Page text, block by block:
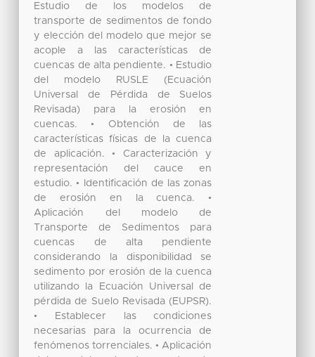
Estudio de los modelos de
transporte de sedimentos de fondo
y elección del modelo que mejor se
acople a las características de
cuencas de alta pendiente. • Estudio
del modelo RUSLE (Ecuación
Universal de Pérdida de Suelos
Revisada) para la erosión en
cuencas. • Obtención de las
características físicas de la cuenca
de aplicación. • Caracterización y
representación del cauce en
estudio. • Identificación de las zonas
de erosión en la cuenca. •
Aplicación del modelo de
Transporte de Sedimentos para
cuencas de alta pendiente
considerando la disponibilidad se
sedimento por erosión de la cuenca
utilizando la Ecuación Universal de
pérdida de Suelo Revisada (EUPSR).
• Establecer las condiciones
necesarias para la ocurrencia de
fenómenos torrenciales. • Aplicación